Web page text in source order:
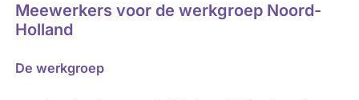
Meewerkers voor de werkgroep Noord-
Holland
De werkgroep